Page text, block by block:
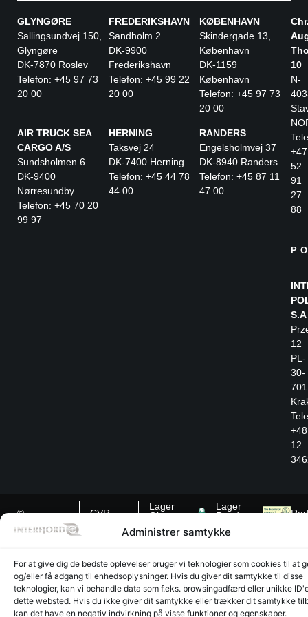
Administrer samtykke
For at give dig de bedste oplevelser bruger vi teknologier som cookies til at
og/eller få adgang til enhedsoplysninger. Hvis du giver dit samtykke til disse
teknologier, kan vi behandle data som f.eks. browsingadfærd eller unikke
dette websted. Hvis du ikke giver dit samtykke eller trækker dit samtykke
kan det have en negativ indvirkning på visse funktioner og egenskaber.
GLYNGØRE
Sallingsundvej 150,
Glyngøre
DK-7870 Roslev
Telefon: +45 97 73
20 00
FREDERIKSHAVN
Sandholm 2
DK-9900
Frederikshavn
Telefon: +45 99 22
20 00
KØBENHAVN
Skindergade 13,
København
DK-1159
København
Telefon: +45 97 73
20 00
AIR TRUCK SEA
CARGO A/S
Sundsholmen 6
DK-9400
Nørresundby
Telefon: +45 70 20
99 97
HERNING
Taksvej 24
DK-7400 Herning
Telefon: +45 44 78
44 00
RANDERS
Engelsholmvej 37
DK-8940 Randers
Telefon: +45 87 11
47 00
10
N-
+47
52
91
27
88
S.A
12
PL-
30-
701
+48
12
©
interfjord.dk
- 2026
CVR:
Lager
Glyngøre
Lager
Randers